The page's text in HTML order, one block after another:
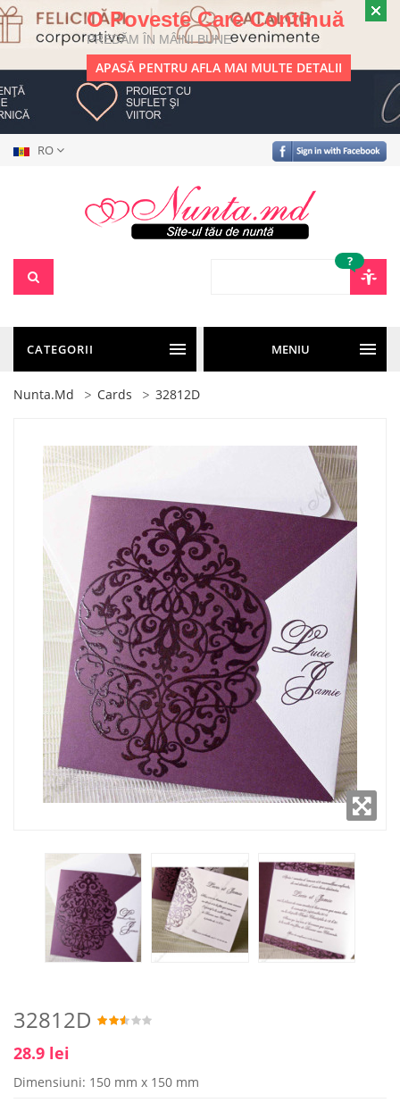
O Poveste Care Continuă
PREDĂM ÎN MÂINI BUNE
APASĂ PENTRU AFLA MAI MULTE DETALII
RO
?
CATEGORII MENIU
Nunta.md Cards 32812D
32812D
28.9 lei
Dimensiuni: 150 mm x 150 mm